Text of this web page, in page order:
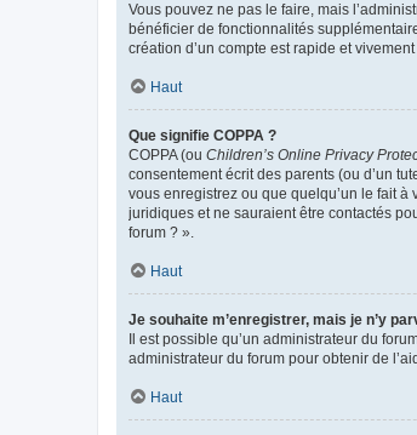
Vous pouvez ne pas le faire, mais
bénéficier de fonctionnalités
création d’un compte est rapide et vivement
Haut
Que signifie COPPA ?
COPPA (ou Children’s Online Privacy
consentement écrit des parents (ou d’un
vous enregistrez ou que quelqu’un le fait
juridiques et ne sauraient être contactés
forum ? ».
Haut
Je souhaite m’enregistrer, mais je n’y
Il est possible qu’un administrateur du
administrateur du forum pour obtenir de
Haut